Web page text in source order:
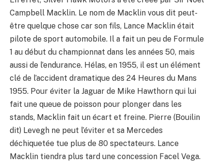
Campbell Macklin. Le nom de Macklin vous dit peut-
être quelque chose car son fils, Lance Macklin était
pilote de sport automobile. Il a fait un peu de Formule
1 au début du championnat dans les années 50, mais
aussi de l’endurance. Hélas, en 1955, il est un élément
clé de l’accident dramatique des 24 Heures du Mans
1955. Pour éviter la Jaguar de Mike Hawthorn qui lui
fait une queue de poisson pour plonger dans les
stands, Macklin fait un écart et freine. Pierre (Bouilin
dit) Levegh ne peut l’éviter et sa Mercedes
déchiquetée tue plus de 80 spectateurs. Lance
Macklin tiendra plus tard une concession Facel Vega.